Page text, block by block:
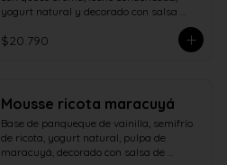
yogurt natural y decorado con salsa
$20.790
Mousse ricota maracuyá
Base de panqueque de vainilla, semifrío
de ricota, yogurt natural, pulpa de
maracuyá, decorado con salsa de